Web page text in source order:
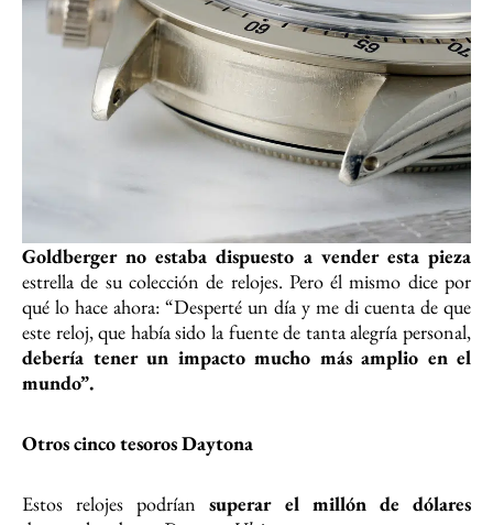
Goldberger no estaba dispuesto a vender esta pieza
estrella de su colección de relojes. Pero él mismo dice por
qué lo hace ahora: “Desperté un día y me di cuenta de que
este reloj, que había sido la fuente de tanta alegría personal,
debería tener un impacto mucho más amplio en el
mundo”.
Otros cinco tesoros Daytona
Estos relojes podríansuperar el millón de dólares